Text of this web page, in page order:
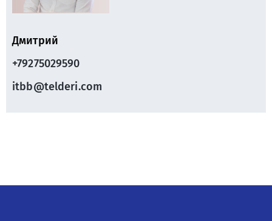
Дмитрий
+79275029590
itbb@telderi.com